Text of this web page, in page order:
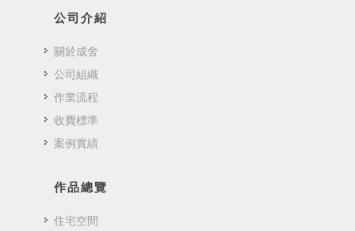
公司介紹
關於成舍
公司組織
作業流程
收費標準
案例實績
作品總覽
住宅空間